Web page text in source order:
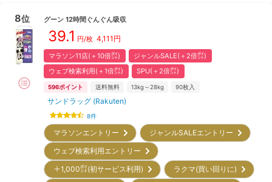
8位 グーン 12時間ぐんぐん吸収
39.1 円/枚 4,111 円
マラソン11店(＋10倍㌽)
ジャンルSALE(＋2倍㌽)
ウェブ検索利用(＋1倍㌽)
SPU(＋2倍㌽)
596ポイント 送料無料 13kg～28kg 90枚入
サンドラッグ (Rakuten)
8件
マラソンエントリー
ジャンルSALEエントリー
ウェブ検索利用エントリー
＋1,000㌽(初サービス利用)
ラクマ(買い回りに)